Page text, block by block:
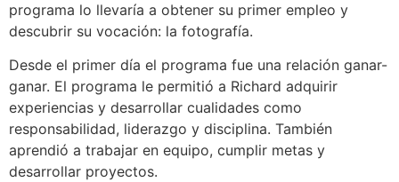
programa lo llevaría a obtener su primer empleo y
descubrir su vocación: la fotografía.
Desde el primer día el programa fue una relación ganar-
ganar. El programa le permitió a Richard adquirir
experiencias y desarrollar cualidades como
responsabilidad, liderazgo y disciplina. También
aprendió a trabajar en equipo, cumplir metas y
desarrollar proyectos.